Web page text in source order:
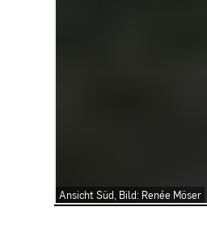
Ansicht Süd, Bild: Renée Möser